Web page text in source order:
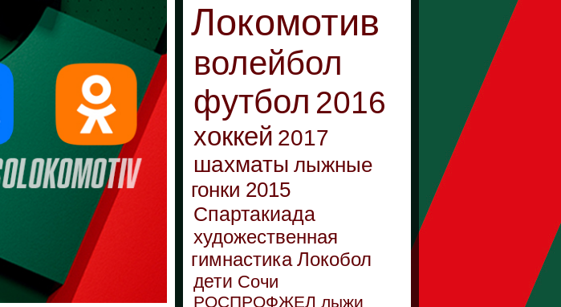
Локомотив
волейбол
футбол 2016
хоккей 2017
шахматы лыжные
гонки 2015
Спартакиада
художественная
гимнастика Локобол
дети Сочи
РОСПРОФЖЕЛ лыжи